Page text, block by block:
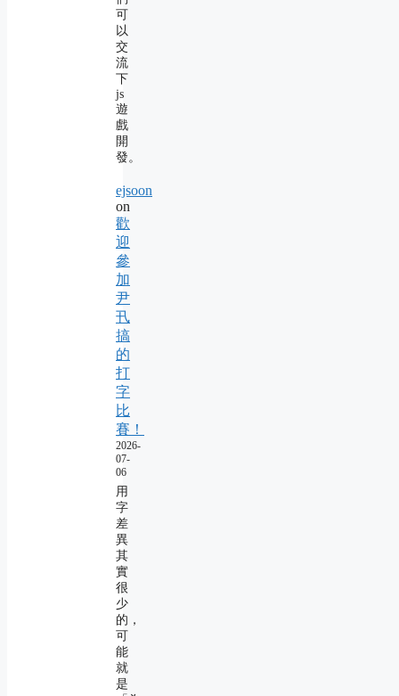
可
以
交
流
下
js
遊
戲
開
發。
ejsoon
on
歡
迎
參
加
尹
卂
搞
的
打
字
比
賽！
2026-
07-
06
用
字
差
異
其
實
很
少
的，
可
能
就
是